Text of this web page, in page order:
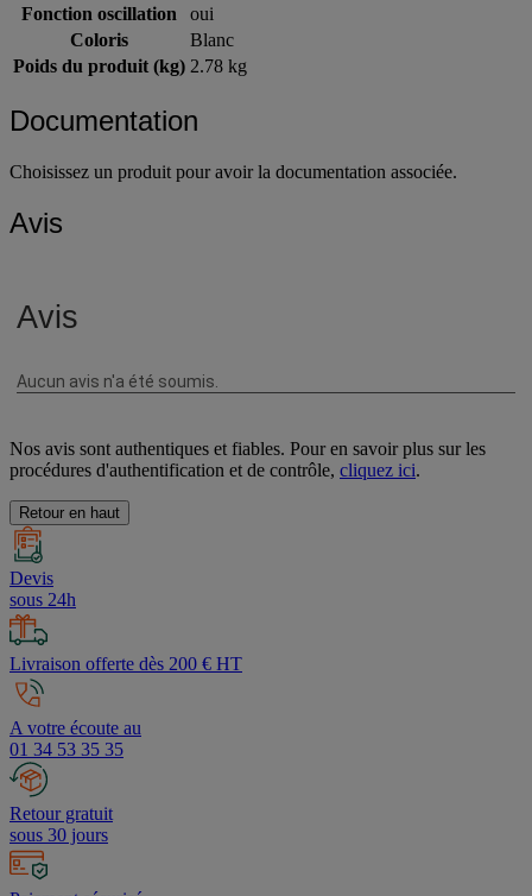
Fonction oscillation
oui
Coloris
Blanc
Poids du produit (kg) 2.78 kg
Documentation
Choisissez un produit pour avoir la documentation associée.
Avis
Nos avis sont authentiques et fiables. Pour en savoir plus sur les
procédures d'authentification et de contrôle, cliquez ici.
Retour en haut
Devis
sous 24h
Livraison offerte dès 200 € HT
A votre écoute au
01 34 53 35 35
Retour gratuit
sous 30 jours